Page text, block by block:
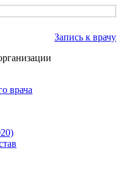
Запись к врачу
врача